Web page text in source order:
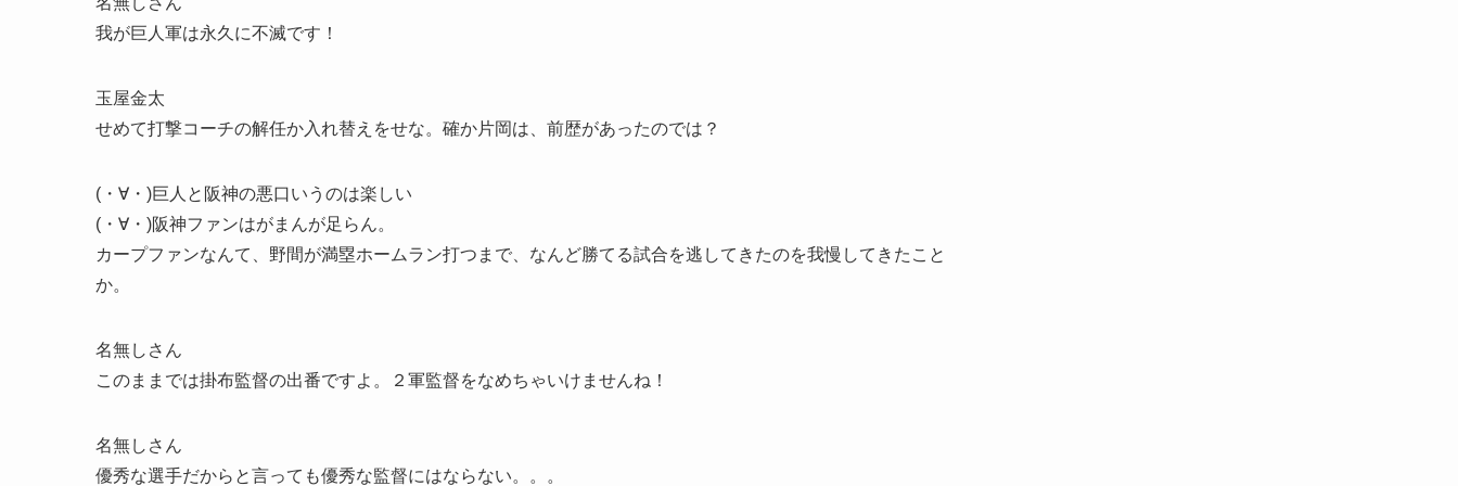
我が巨人軍は永久に不滅です！
玉屋金太
せめて打撃コーチの解任か入れ替えをせな。確か片岡は、前歴があったのでは？
(・∀・)巨人と阪神の悪口いうのは楽しい
(・∀・)阪神ファンはがまんが足らん。
カープファンなんて、野間が満塁ホームラン打つまで、なんど勝てる試合を逃してきたのを我慢してきたこと
か。
名無しさん
このままでは掛布監督の出番ですよ。２軍監督をなめちゃいけませんね！
名無しさん
優秀な選手だからと言っても優秀な監督にはならない。。。